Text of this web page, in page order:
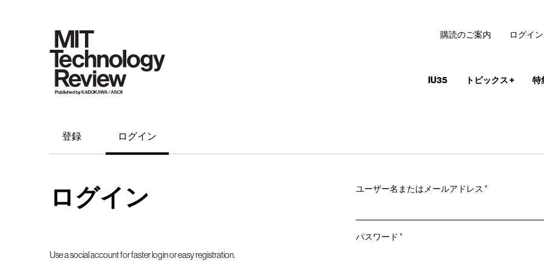
IU35 トピックス+ 特
購読のご案内 ログイン
登録 ログイン
ログイン
Use a social account for faster login or easy registration.
ユーザー名またはメールアドレス*必
パスワード*必